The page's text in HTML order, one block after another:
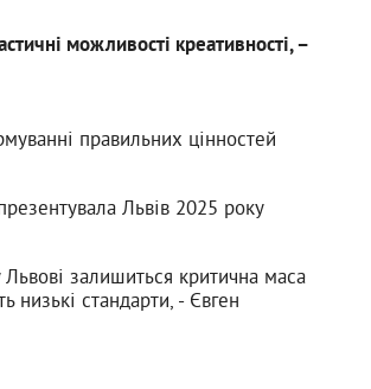
можливості креативності, –
правильних цінностей
Львів 2025 року
залишиться критична маса
низькі стандарти, - Євген